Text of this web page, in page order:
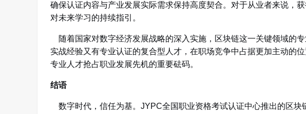
确保认证内容与产业发展实际需求保持高度契合。对于从业者来说，
对未来学习的持续指引。
随着国家对数字经济发展战略的深入实施，区块链这一关键领域的
实战经验又有专业认证的复合型人才，在职场竞争中占据更加主动的
专业人才抢占职业发展先机的重要砝码。
结语
数字时代，信任为基。JYPC全国职业资格考试认证中心推出的区块